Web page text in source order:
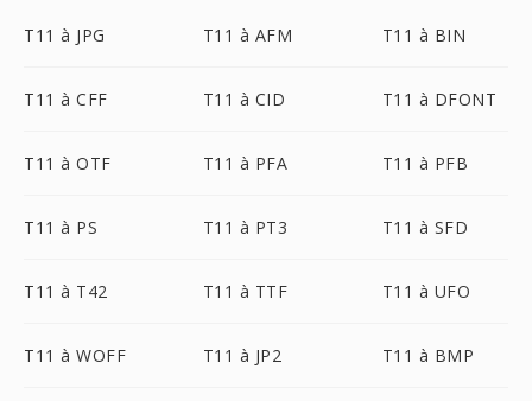
T11 à JPG T11 à AFM T11 à BIN
T11 à CFF T11 à CID T11 à DFONT
T11 à OTF T11 à PFA T11 à PFB
T11 à PS T11 à PT3 T11 à SFD
T11 à T42 T11 à TTF T11 à UFO
T11 à WOFF T11 à JP2 T11 à BMP